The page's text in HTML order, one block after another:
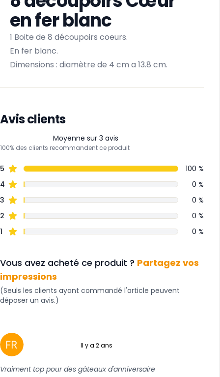
en fer blanc
1 Boite de 8 découpoirs coeurs.
En fer blanc.
Dimensions : diamètre de 4 cm a 13.8 cm.
Avis clients
Moyenne sur 3 avis
100% des clients recommandent ce produit
5
100 %
4
0 %
3
0 %
2
0 %
1
0 %
Vous avez acheté ce produit ? Partagez vos
impressions
(Seuls les clients ayant commandé l'article peuvent
déposer un avis.)
Il y a 2 ans
Vraiment top pour des gâteaux d'anniversaire